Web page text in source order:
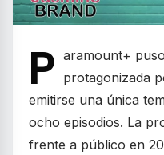
P aramount+
protagonizada
emitirse una única
ocho episodios. La
frente a público en